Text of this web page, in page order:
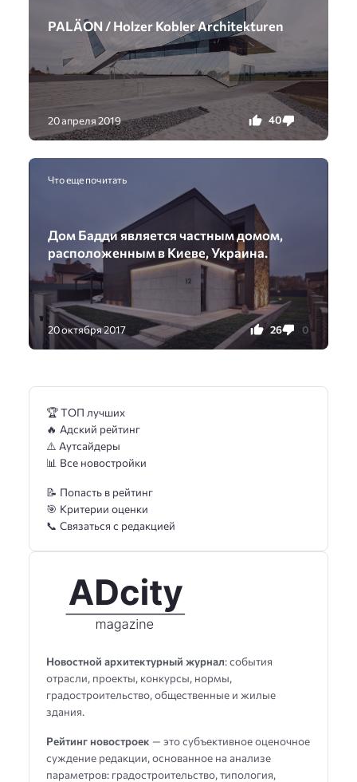
PALÄON / Holzer Kobler Architekturen
20 апреля 2019 40 0
Что еще почитать
Дом Бадди является частным домом,
расположенным в Киеве, Украина.
20 октября 2017 26 0
Новостной архитектурный журнал: события
отрасли, проекты, конкурсы, нормы,
градостроительство, общественные и жилые
здания.
Рейтинг новостроек — это субъективное оценочное
суждение редакции, основанное на анализе
параметров: градостроительство, типология,
🏆 ТОП лучших
🔥 Адский рейтинг
⚠️ Аутсайдеры
📊 Все новостройки
📝 Попасть в рейтинг
🎯 Критерии оценки
📞 Связаться с редакцией